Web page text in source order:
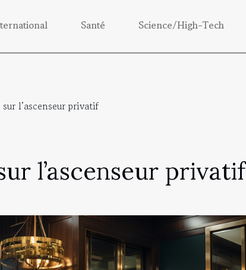
Santé Science/High-Tech
l’ascenseur privatif
l’ascenseur privatif